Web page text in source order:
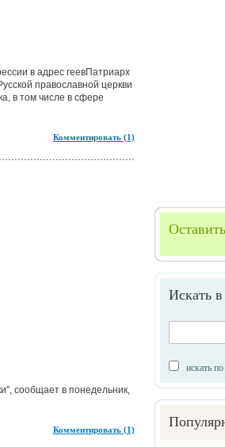
Искать
искать
в адрес геевПатриарх
православной церкви
в том числе в сфере
Комментировать (1)
сообщает в понедельник,
Комментировать (1)